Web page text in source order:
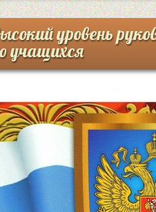
уровень
учащихся